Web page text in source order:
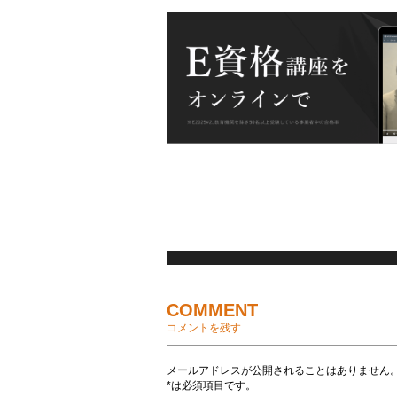
COMMENT
コメントを残す
メールアドレスが公開されることはありません
*は必須項目です。